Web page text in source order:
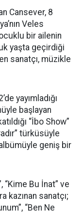
Cansever, 8
Veles
bir ailenin
yaşta geçirdiği
sanatçı, müzikle
yayımladığı
başlayan
“İbo Show”
türküsüyle
albümüyle geniş bir
“Kime Bu İnat” ve
kazınan sanatçı;
“Ben Ne